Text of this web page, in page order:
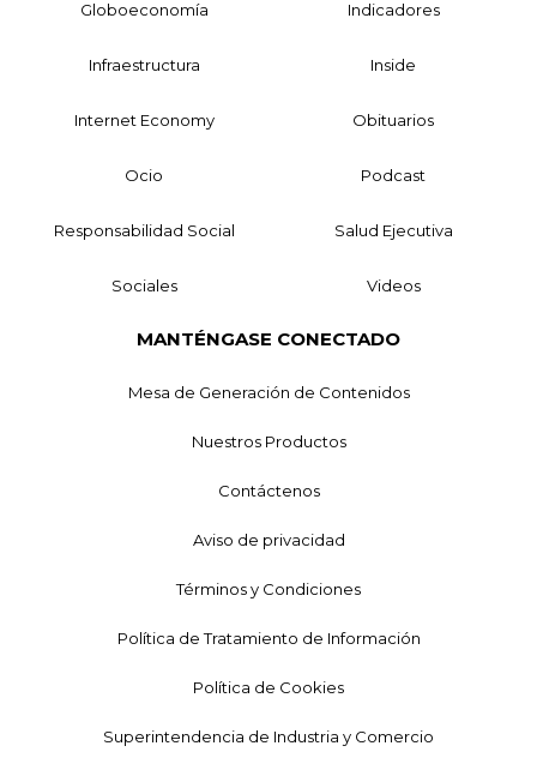
Globoeconomía Indicadores
Infraestructura Inside
Internet Economy Obituarios
Ocio Podcast
Responsabilidad Social Salud Ejecutiva
Sociales Videos
MANTÉNGASE CONECTADO
Mesa de Generación de Contenidos
Nuestros Productos
Contáctenos
Aviso de privacidad
Términos y Condiciones
Política de Tratamiento de Información
Política de Cookies
Superintendencia de Industria y Comercio